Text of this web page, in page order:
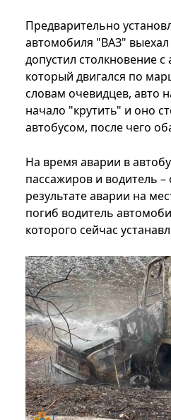
Предварительно
автомобиля "ВАЗ"
допустил столкновение
который двигался по
словам очевидцев, авто
начало "крутить" и оно
автобусом, после чего
На время аварии в
пассажиров и водитель
результате аварии на
погиб водитель
которого сейчас